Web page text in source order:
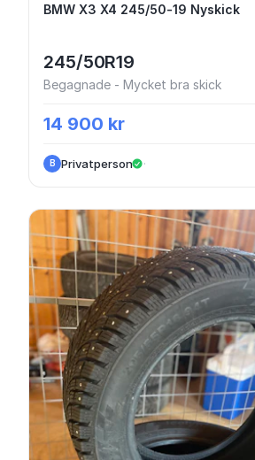
BMW X3 X4 245/50-19
BMW X3 X4 245/50-19 Nyskick
245/50R19
Begagnade - Mycket bra skick
14 900 kr
B Privatperson ·